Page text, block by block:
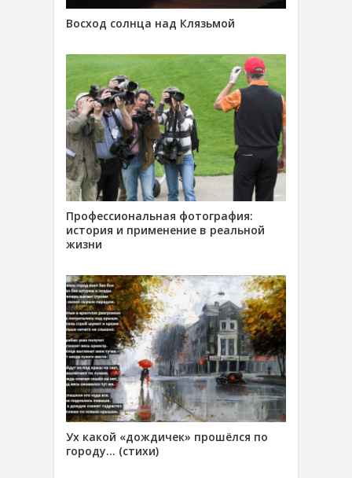
Восход солнца над Клязьмой
Профессиональная фотография:
история и применение в реальной
жизни
Ух какой «дождичек» прошёлся по
городу… (стихи)